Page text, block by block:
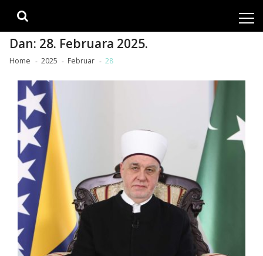
Dan: 28. Februara 2025.
Home 2025 Februar 28